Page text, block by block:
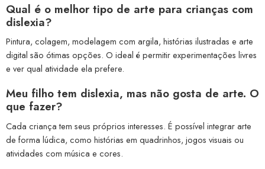
Qual é o melhor tipo de arte para crianças com
dislexia?
Pintura, colagem, modelagem com argila, histórias ilustradas e arte
digital são ótimas opções. O ideal é permitir experimentações livres
e ver qual atividade ela prefere.
Meu filho tem dislexia, mas não gosta de arte. O
que fazer?
Cada criança tem seus próprios interesses. É possível integrar arte
de forma lúdica, como histórias em quadrinhos, jogos visuais ou
atividades com música e cores.